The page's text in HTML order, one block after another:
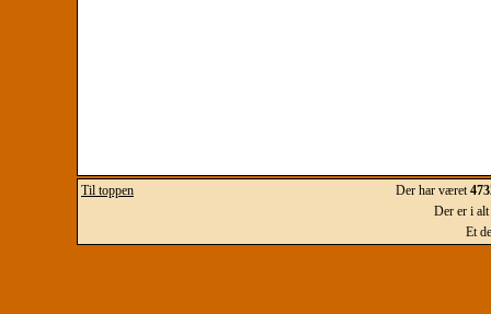
Til toppen Der har været
Der er i alt
Et